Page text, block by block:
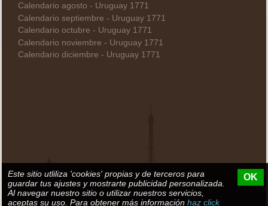
Calendario agosto - Uruguay 1771
Calendario septiembre - Uruguay 1771
Calendario octubre - Uruguay 1771
Calendario noviembre - Uruguay 1771
Calendario diciembre - Uruguay 1771
Este sitio utliliza 'cookies' propias y de terceros para
guardar tus ajustes y mostrarte publicidad personalizada.
Al navegar nuestro sitio o utilizar nuestros servicios,
aceptas su uso. Para obtener más información haz click
OK